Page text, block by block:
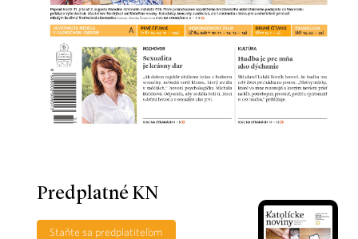
Predplatné KN
Staňte sa predplatiteľom